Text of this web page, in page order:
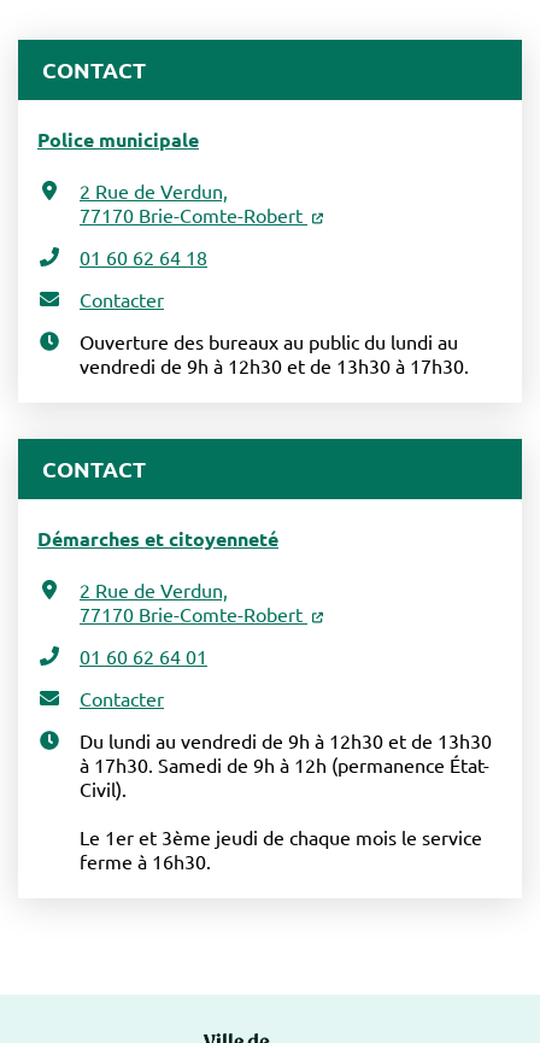
CONTACT
Police municipale
2 Rue de Verdun,
77170 Brie-Comte-Robert
01 60 62 64 18
Contacter
Ouverture des bureaux au public du lundi au
vendredi de 9h à 12h30 et de 13h30 à 17h30.
CONTACT
Démarches et citoyenneté
2 Rue de Verdun,
77170 Brie-Comte-Robert
01 60 62 64 01
Contacter
Du lundi au vendredi de 9h à 12h30 et de 13h30
à 17h30. Samedi de 9h à 12h (permanence État-
Civil).
Le 1er et 3ème jeudi de chaque mois le service
ferme à 16h30.